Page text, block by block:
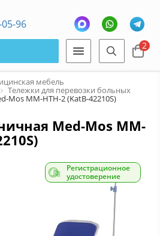
96
2
мебель
Тележки для перевозки больных
Mos ММ-НТH-2 (KatB-42210S)
Med-Mos ММ-
Регистрационное
удостоверение